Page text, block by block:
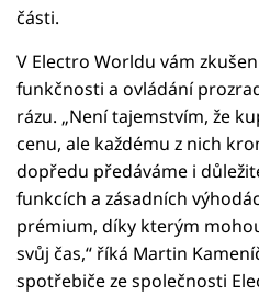
části.
V Electro Worldu vám
funkčnosti a ovládání
rázu. „Není tajemstvím, že
cenu, ale každému z nich
dopředu předáváme i
funkcích a zásadních
prémium, díky kterým
svůj čas,“ říká Martin
spotřebiče ze společnosti